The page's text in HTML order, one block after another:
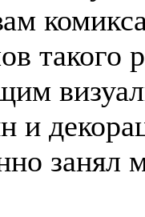
такого
и
занял